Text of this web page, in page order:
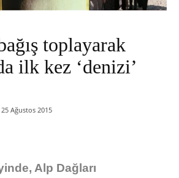
toplayarak
ilk kez ‘denizi’
25 Ağustos 2015
Alp Dağları